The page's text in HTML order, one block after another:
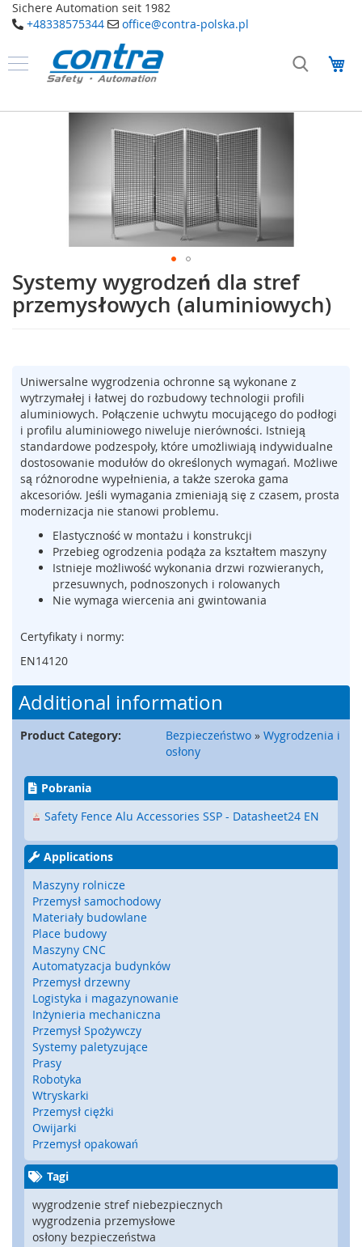
Sichere Automation seit 1982
+48338575344
office@contra-polska.pl
do
treściProdukty
B
w
o
m
e
n
t
y
n
a
c
i
s
s
t
w
y
,
m
a
,
z
e
r
z
a
k
i
)
C
z
u
j
n
i
k
i
,
r
y
g
l
e
,
z
a
m
k
i
Systemy wygrodzeń dla stref
przemysłowych (aluminiowych)
Przejdź
na
początek
Uniwersalne wygrodzenia ochronne są wykonane z
wytrzymałej i łatwej do rozbudowy technologii profili
aluminiowych. Połączenie uchwytu mocującego do podłogi
i profilu aluminiowego niweluje nierówności. Istnieją
standardowe podzespoły, które umożliwiają indywidualne
dostosowanie modułów do określonych wymagań. Możliwe
są różnorodne wypełnienia, a także szeroka gama
akcesoriów. Jeśli wymagania zmieniają się z czasem, prosta
modernizacja nie stanowi problemu.
Elastyczność w montażu i konstrukcji
Przebieg ogrodzenia podąża za kształtem maszyny
Istnieje możliwość wykonania drzwi rozwieranych,
przesuwnych, podnoszonych i rolowanych
Nie wymaga wiercenia ani gwintowania
Certyfikaty i normy:
EN14120
Additional information
Product Category: Bezpieczeństwo » Wygrodzenia i
osłony
Pobrania
Safety Fence Alu Accessories SSP - Datasheet24 EN
Applications
Maszyny rolnicze
Przemysł samochodowy
Materiały budowlane
Place budowy
Maszyny CNC
Automatyzacja budynków
Przemysł drzewny
Logistyka i magazynowanie
Inżynieria mechaniczna
Przemysł Spożywczy
Systemy paletyzujące
Prasy
Robotyka
Wtryskarki
Przemysł ciężki
Owijarki
Przemysł opakowań
Tagi
wygrodzenie stref niebezpiecznych
wygrodzenia przemysłowe
osłony bezpieczeństwa